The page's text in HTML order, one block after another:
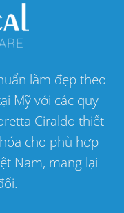
làm đẹp theo
Mỹ với các quy
Ciraldo thiết
cho phù hợp
Nam, mang lại